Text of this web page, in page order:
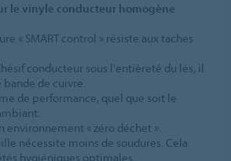
le vinyle conducteur homogène
« SMART control » résiste aux taches
conducteur sous l'entièreté du lés, il
de cuivre.
de performance, quel que soit le
environnement « zéro déchet ».
nécessite moins de soudures. Cela
hygiéniques optimales.